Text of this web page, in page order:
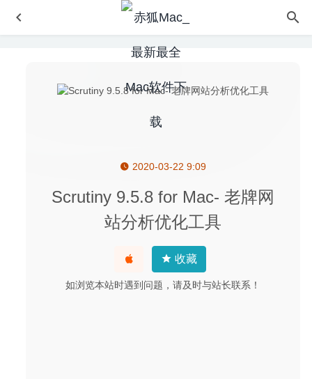
2020-03-22 9:09
Scrutiny 9.5.8 for Mac- 老牌网
站分析优化工具
收藏
如浏览本站时遇到问题，请及时与站长联系！
JixiPix Rip Studio Pro 1.1.12 – 照片拼接编辑合成工具
Image Enhance Pro 4.1 中文版-RAW转HDR照片工具
Graphic Inspector 2.4.8 – 图片检索及信息查看
Swinsian 2.2.4 – 优秀的轻量级音乐播放器
Paragon Firewall – Network Monito‪r‬ 2.0 – Mac防火墙软件